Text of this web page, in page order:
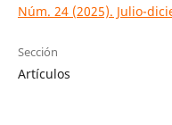
Núm. 24 (2025). Julio-
Sección
Artículos